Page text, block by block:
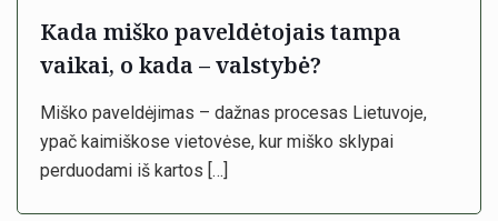
Kada miško paveldėtojais tampa
vaikai, o kada – valstybė?
Miško paveldėjimas – dažnas procesas Lietuvoje,
ypač kaimiškose vietovėse, kur miško sklypai
perduodami iš kartos […]